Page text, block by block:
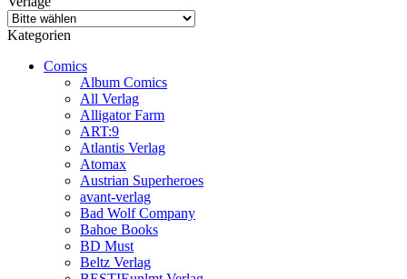
Kategorien
Comics
Album Comics
All Verlag
Alligator Farm
ART:9
Atlantis Verlag
Atomax
Austrian Superheroes
avant-verlag
Bad Wolf Company
Bahoe Books
BD Must
Beltz Verlag